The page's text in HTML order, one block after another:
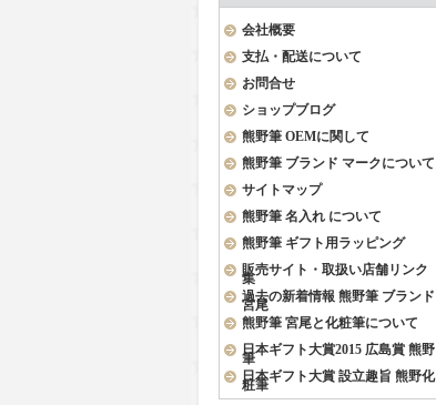
会社概要
支払・配送について
お問合せ
ショップブログ
熊野筆 OEMに関して
熊野筆 ブランド マークについて
サイトマップ
熊野筆 名入れ について
熊野筆 ギフト用ラッピング
販売サイト・取扱い店舗リンク
集
過去の新着情報 熊野筆 ブランド
宮尾
熊野筆 宮尾と化粧筆について
日本ギフト大賞2015 広島賞 熊野
筆
日本ギフト大賞 設立趣旨 熊野化
粧筆